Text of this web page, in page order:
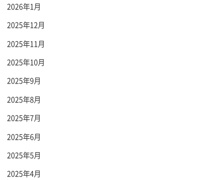
2026年1月
2025年12月
2025年11月
2025年10月
2025年9月
2025年8月
2025年7月
2025年6月
2025年5月
2025年4月